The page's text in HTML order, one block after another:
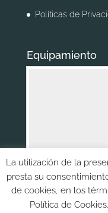
Políticas de
Equipamiento
Ant.
La utilización de la
presta su
de cookies, en los
Política de